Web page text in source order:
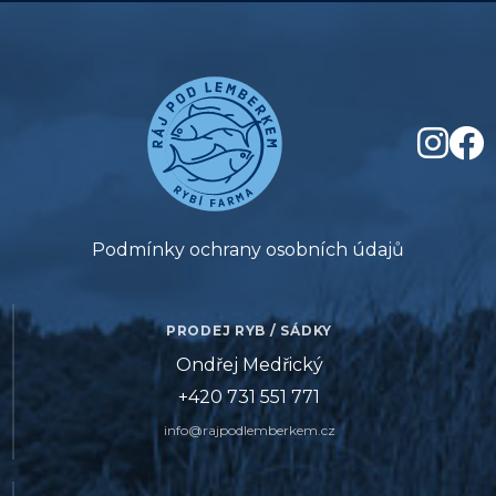
Podmínky ochrany osobních údajů
PRODEJ RYB / SÁDKY
Ondřej Medřický
+420 731 551 771
info@rajpodlemberkem.cz